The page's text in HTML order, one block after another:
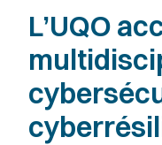
L’UQO